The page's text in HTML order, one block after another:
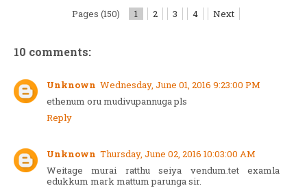
Pages (150) 1 2 3 4 Next
10 comments:
Unknown Wednesday, June 01, 2016 9:23:00 PM
ethenum oru mudivupannuga pls
Reply
Unknown Thursday, June 02, 2016 10:03:00 AM
Weitage murai ratthu seiya vendum.tet examla
edukkum mark mattum parunga sir.